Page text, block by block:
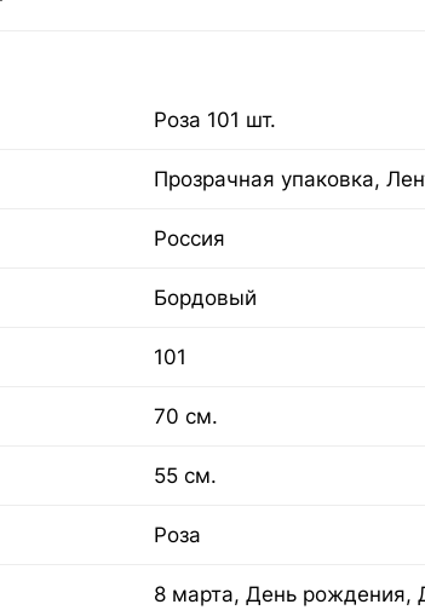
Роза 101 шт.
Прозрачная упаковка,
Россия
Бордовый
101
70 см.
55 см.
Роза
8 марта, День рождения,